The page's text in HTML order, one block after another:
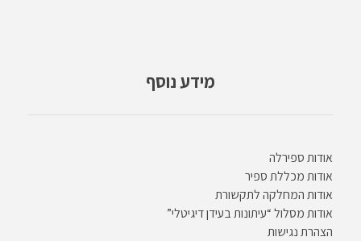
מידע נוסף
אודות ספירלה
אודות מכללת ספיר
אודות המחלקה לתקשורת
אודות מסלול “עיתונות בעידן דיגיטלי”
הצהרת נגישות